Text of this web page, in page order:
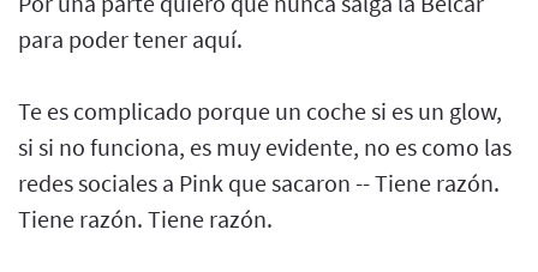
para poder tener aquí.
Te es complicado porque un coche si es un glow,
si si no funciona, es muy evidente, no es como las
redes sociales a Pink que sacaron -- Tiene razón.
Tiene razón. Tiene razón.